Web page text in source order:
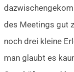
des Meetings gut
noch drei kleine
man glaubt es